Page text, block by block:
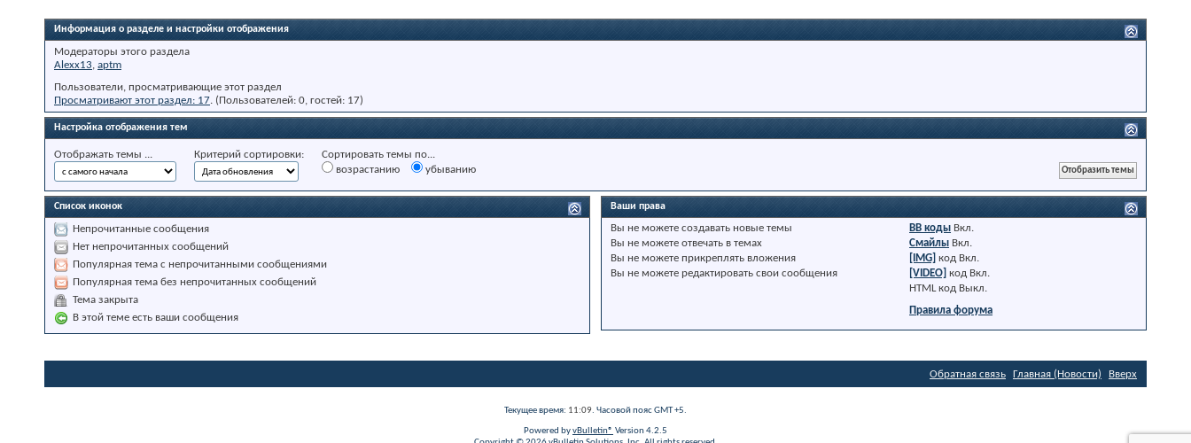
Информация о разделе и настройки отображения
Модераторы этого раздела
Alexx13, aptm
Пользователи, просматривающие этот раздел
Просматривают этот раздел: 17. (Пользователей: 0, гостей: 17)
Настройка отображения тем
Отображать темы ... Критерий сортировки:
Сортировать темы по...
возрастанию
убыванию
Список иконок
Непрочитанные сообщения
Нет непрочитанных сообщений
Популярная тема с непрочитанными сообщениями
Популярная тема без непрочитанных сообщений
Тема закрыта
В этой теме есть ваши сообщения
Ваши права
Вы не можете создавать новые темы
Вы не можете отвечать в темах
Вы не можете прикреплять вложения
Вы не можете редактировать свои сообщения
BB коды Вкл.
Смайлы Вкл.
[IMG] код Вкл.
[VIDEO] код Вкл.
HTML код Выкл.
Правила форума
Обратная связь Главная (Новости) Вверх
Текущее время: 11:09. Часовой пояс GMT +5.
Powered byvBulletin® Version 4.2.5